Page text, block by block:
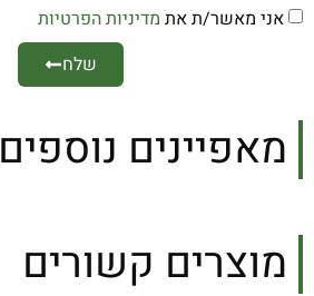
אני מאשר/ת את מדיניות הפרטיות
שלח
מאפיינים נוספים
מוצרים קשורים